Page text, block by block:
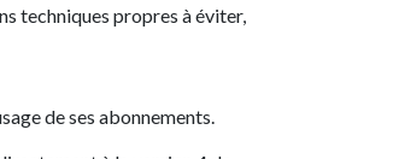
techniques propres à éviter,
de ses abonnements.